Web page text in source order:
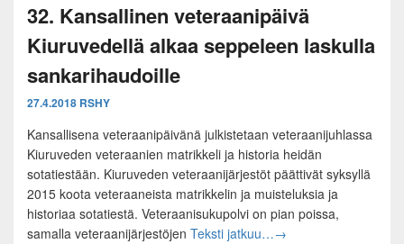
32. Kansallinen veteraanipäivä
Kiuruvedellä alkaa seppeleen laskulla
sankarihaudoille
27.4.2018 RSHY
Kansallisena veteraanipäivänä julkistetaan veteraanijuhlassa
Kiuruveden veteraanien matrikkeli ja historia heidän
sotatiestään. Kiuruveden veteraanijärjestöt päättivät syksyllä
2015 koota veteraaneista matrikkelin ja muisteluksia ja
historiaa sotatiestä. Veteraanisukupolvi on pian poissa,
samalla veteraanijärjestöjen Teksti jatkuu…32. Kansallinen
→